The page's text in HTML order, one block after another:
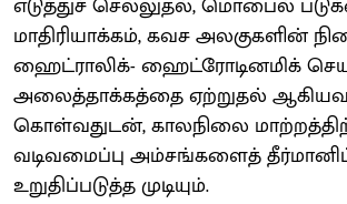
மாதிரியாக்கம், கவச அலகுகளின்
ஹைட்ராலிக்- ஹைட்ரோடினமிக்
அலைத்தாக்கத்தை ஏற்றுதல்
கொள்வதுடன், காலநிலை
வடிவமைப்பு அம்சங்களைத்
உறுதிப்படுத்த முடியும்.